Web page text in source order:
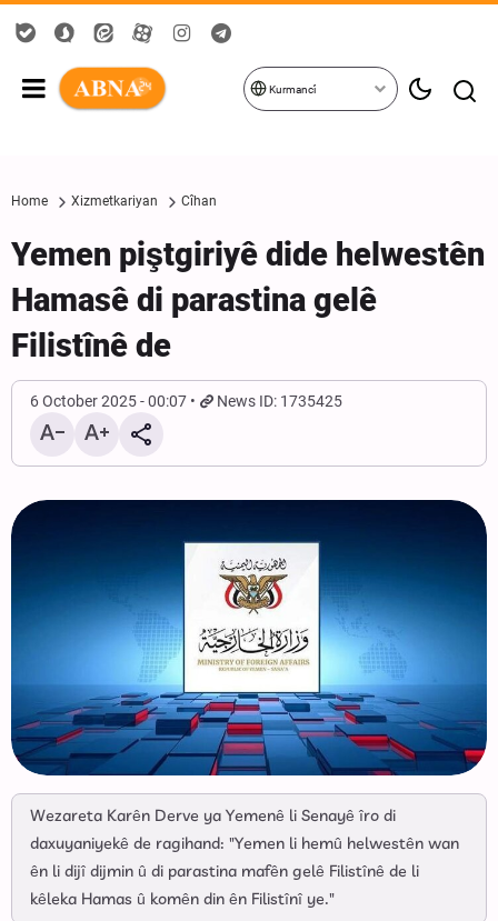
Kurmancî
Home Xizmetkariyan Cîhan
Yemen piştgiriyê dide helwestên
Hamasê di parastina gelê
Filistînê de
6 October 2025 - 00:07 News ID: 1735425
Wezareta Karên Derve ya Yemenê li Senayê îro di
daxuyaniyekê de ragihand: "Yemen li hemû helwestên wan
ên li dijî dijmin û di parastina mafên gelê Filistînê de li
kêleka Hamas û komên din ên Filistînî ye."